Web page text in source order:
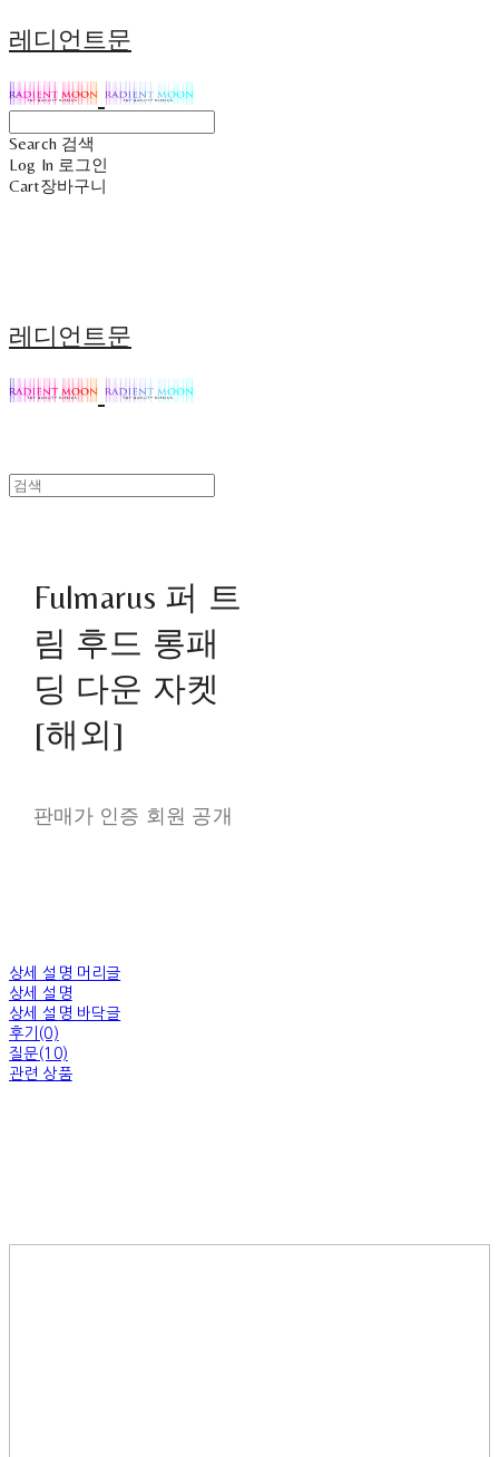
레디언트문
Search 검색
Log In 로그인
Cart장바구니
레디언트문
Fulmarus 퍼 트
림 후드 롱패
딩 다운 자켓
[해외]
판매가 인증 회원 공개
상세 설명 머리글
상세 설명
상세 설명 바닥글
후기(0)
질문(10)
관련 상품